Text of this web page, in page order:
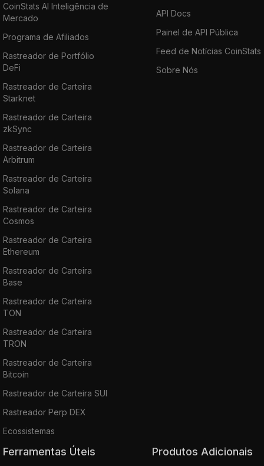
CoinStats AI Inteligência de
Mercado
Programa de Afiliados
Rastreador de Portfólio
DeFi
Rastreador de Carteira
Starknet
Rastreador de Carteira
zkSync
Rastreador de Carteira
Arbitrum
Rastreador de Carteira
Solana
Rastreador de Carteira
Cosmos
Rastreador de Carteira
Ethereum
Rastreador de Carteira
Base
Rastreador de Carteira
TON
Rastreador de Carteira
TRON
Rastreador de Carteira
Bitcoin
Rastreador de Carteira SUI
Rastreador Perp DEX
Ecossistemas
API Docs
Painel de API Pública
Feed de Notícias CoinStats
Sobre Nós
Ferramentas Úteis Produtos Adicionais